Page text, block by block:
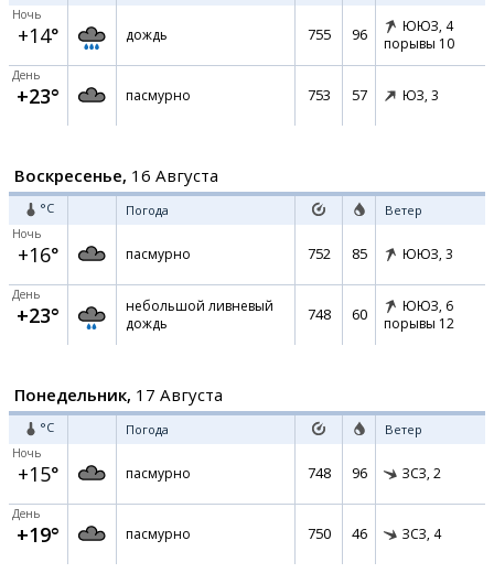
Ночь
+14° дождь 755 96 ЮЮЗ, 4
порывы 10
День
+23° пасмурно 753 57 ЮЗ, 3
Воскресенье, 16 Августа
°C Погода Ветер
Ночь
+16° пасмурно 752 85 ЮЮЗ, 3
День
+23°
небольшой ливневый
дождь
748 60 ЮЮЗ, 6
порывы 12
Понедельник, 17 Августа
°C Погода Ветер
Ночь
+15° пасмурно 748 96 ЗСЗ, 2
День
+19° пасмурно 750 46 ЗСЗ, 4